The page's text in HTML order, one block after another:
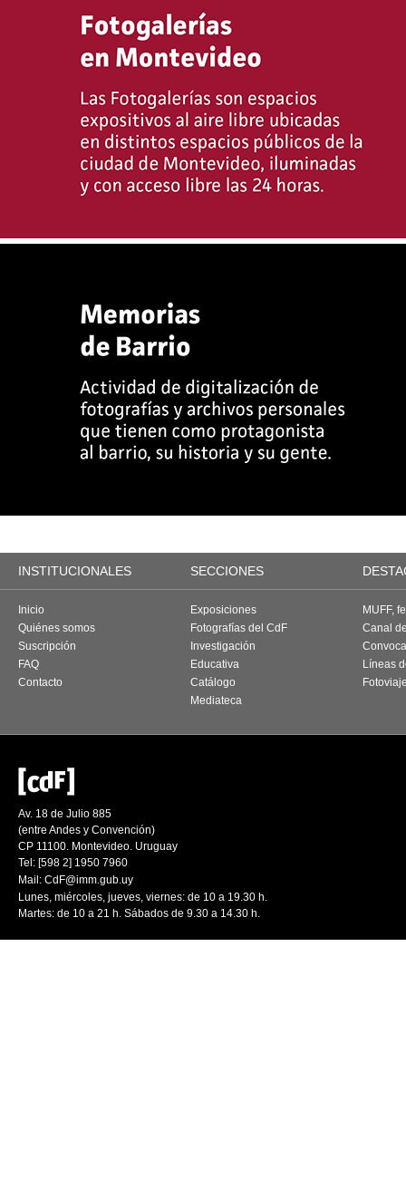
INSTITUCIONALES SECCIONES
Inicio
Quiénes somos
Suscripción
FAQ
Contacto
Exposiciones
Fotografías del CdF
Investigación
Educativa
Catálogo
Mediateca
MUFF,
Canal
Líneas
Av. 18 de Julio 885
(entre Andes y Convención)
CP 11100. Montevideo. Uruguay
Tel: [598 2] 1950 7960
Mail: CdF@imm.gub.uy
Lunes, miércoles, jueves, viernes: de 10 a 19.30 h.
Martes: de 10 a 21 h. Sábados de 9.30 a 14.30 h.